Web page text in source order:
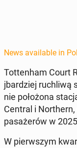
News available in
Tot­ten­ham Court
jbardziej ruch­li­wą
nie położona
Central i
pasażerów w
W pier­wszym